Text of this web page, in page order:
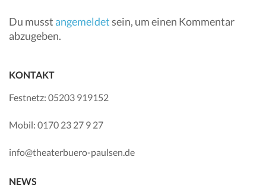
Du musst angemeldetsein, um einen Kommentar
abzugeben.
KONTAKT
Festnetz: 05203 919152
Mobil: 0170 23 27 9 27
info@theaterbuero-paulsen.de
NEWS